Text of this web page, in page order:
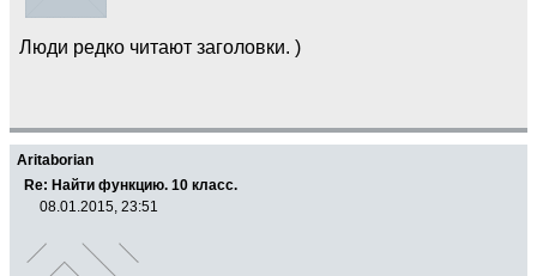
Люди редко читают заголовки. )
Aritaborian
Re: Найти функцию. 10 класс.
08.01.2015, 23:51